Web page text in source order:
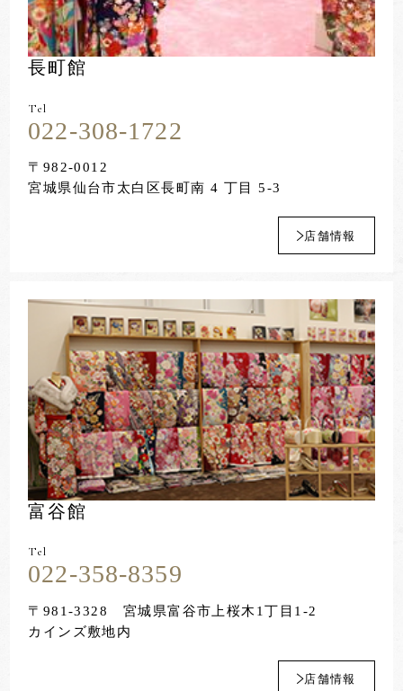
長町館
Tel
022-308-1722
〒982-0012
宮城県仙台市太白区長町南 4 丁目 5-3
店舗情報
富谷館
Tel
022-358-8359
〒981-3328 宮城県富谷市上桜木1丁目1-2
カインズ敷地内
店舗情報